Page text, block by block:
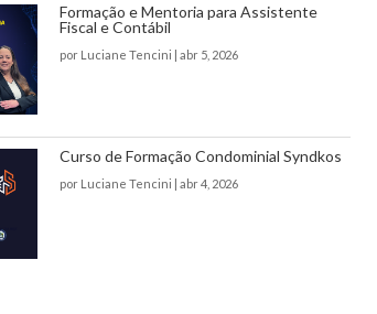
Formação e Mentoria para Assistente
Fiscal e Contábil
por Luciane Tencini | abr 5, 2026
Curso de Formação Condominial Syndkos
por Luciane Tencini | abr 4, 2026